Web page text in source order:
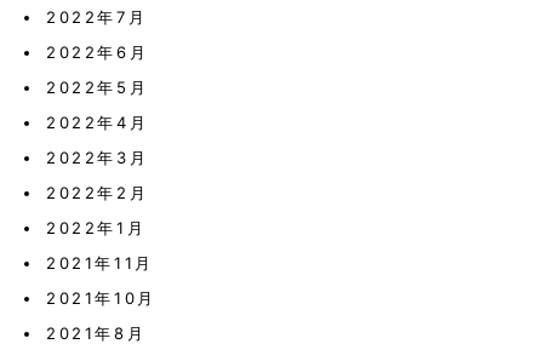
2022年7月
2022年6月
2022年5月
2022年4月
2022年3月
2022年2月
2022年1月
2021年11月
2021年10月
2021年8月